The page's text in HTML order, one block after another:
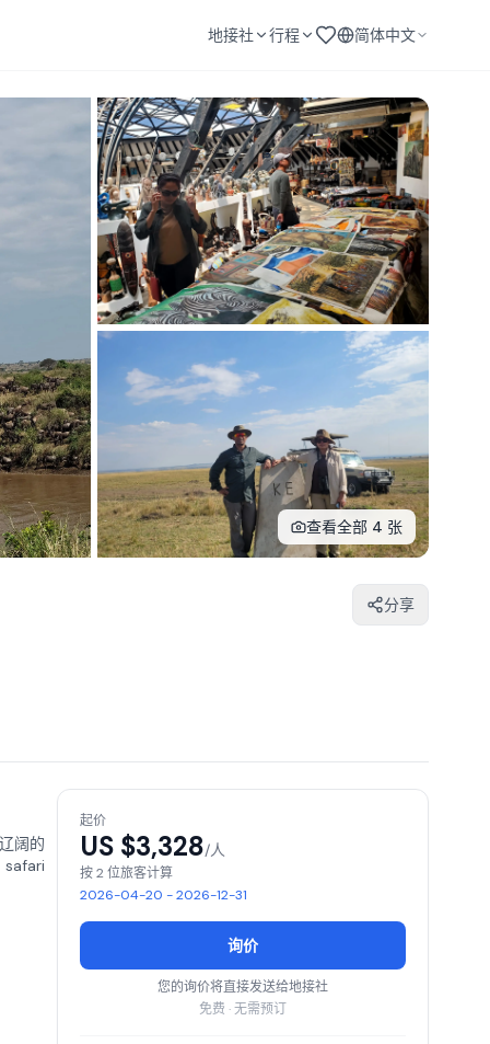
地接社 行程 简体中文
查看全部 4 张
分享
阔的
safari
起价
US $3,328/人
按 2 位旅客计算
2026-04-20 - 2026-12-31
询价
您的询价将直接发送给地接社
免费 · 无需预订